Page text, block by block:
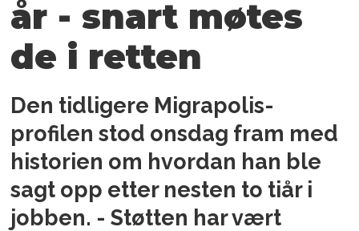
år - snart møtes
de i retten
Den tidligere Migrapolis-
profilen stod onsdag fram med
historien om hvordan han ble
sagt opp etter nesten to tiår i
jobben. - Støtten har vært